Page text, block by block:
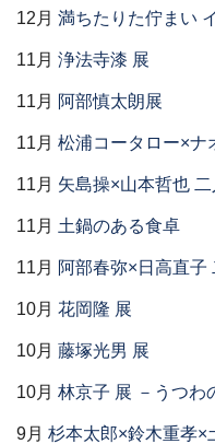
12月 満ちたりた佇まい
11月 浄法寺漆 展
11月 阿部慎太朗展
11月 松浦コータロー×ナ
11月 矢島操×山本哲也
11月 土鍋のある食卓
11月 阿部春弥×日高直子
10月 花岡隆 展
10月 藤塚光男 展
10月 林京子 展 －うつわ
9月 杉本太郎×鈴木重孝×